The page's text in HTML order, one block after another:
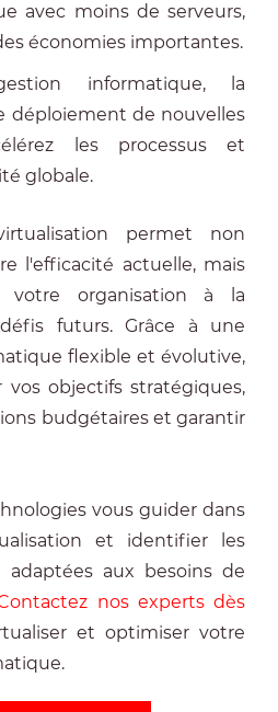
avec moins de serveurs,
économies importantes.
informatique, la
déploiement de nouvelles
les processus et
globale.
permet non
l'efficacité actuelle, mais
votre organisation à la
futurs. Grâce à une
flexible et évolutive,
vos objectifs stratégiques,
budgétaires et garantir
vous guider dans
et identifier les
aux besoins de
nos experts dès
et optimiser votre